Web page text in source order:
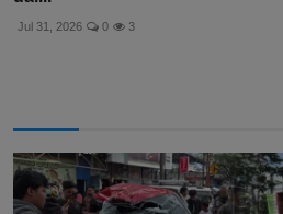
Jul 31, 2026 0 3